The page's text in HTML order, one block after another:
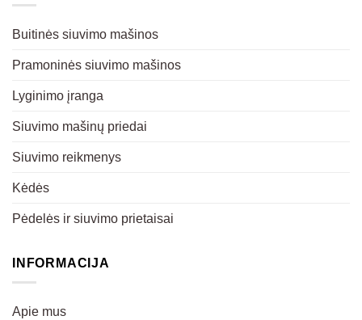
Buitinės siuvimo mašinos
Pramoninės siuvimo mašinos
Lyginimo įranga
Siuvimo mašinų priedai
Siuvimo reikmenys
Kėdės
Pėdelės ir siuvimo prietaisai
INFORMACIJA
Apie mus